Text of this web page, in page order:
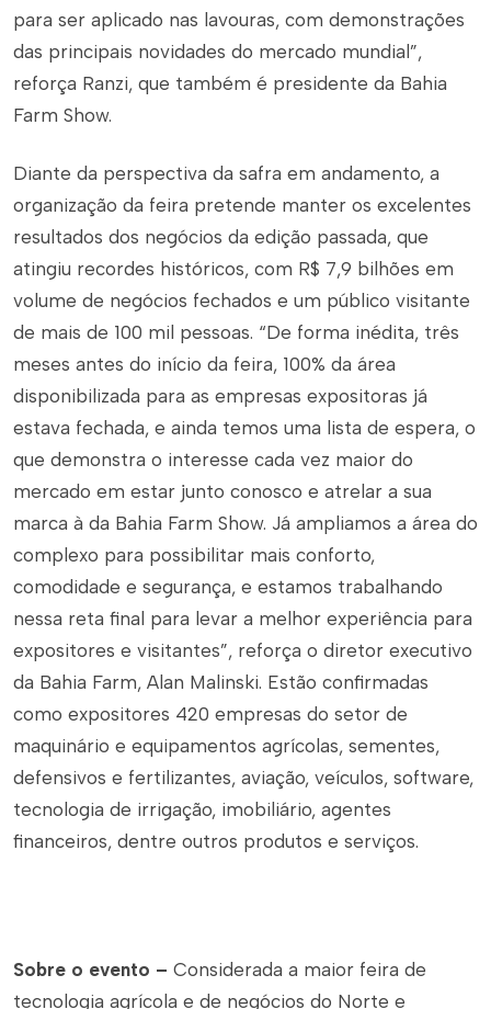
para ser aplicado nas lavouras, com demonstrações
das principais novidades do mercado mundial”,
reforça Ranzi, que também é presidente da Bahia
Farm Show.
Diante da perspectiva da safra em andamento, a
organização da feira pretende manter os excelentes
resultados dos negócios da edição passada, que
atingiu recordes históricos, com R$ 7,9 bilhões em
volume de negócios fechados e um público visitante
de mais de 100 mil pessoas. “De forma inédita, três
meses antes do início da feira, 100% da área
disponibilizada para as empresas expositoras já
estava fechada, e ainda temos uma lista de espera, o
que demonstra o interesse cada vez maior do
mercado em estar junto conosco e atrelar a sua
marca à da Bahia Farm Show. Já ampliamos a área do
complexo para possibilitar mais conforto,
comodidade e segurança, e estamos trabalhando
nessa reta final para levar a melhor experiência para
expositores e visitantes”, reforça o diretor executivo
da Bahia Farm, Alan Malinski. Estão confirmadas
como expositores 420 empresas do setor de
maquinário e equipamentos agrícolas, sementes,
defensivos e fertilizantes, aviação, veículos, software,
tecnologia de irrigação, imobiliário, agentes
financeiros, dentre outros produtos e serviços.
Sobre o evento – Considerada a maior feira de
tecnologia agrícola e de negócios do Norte e